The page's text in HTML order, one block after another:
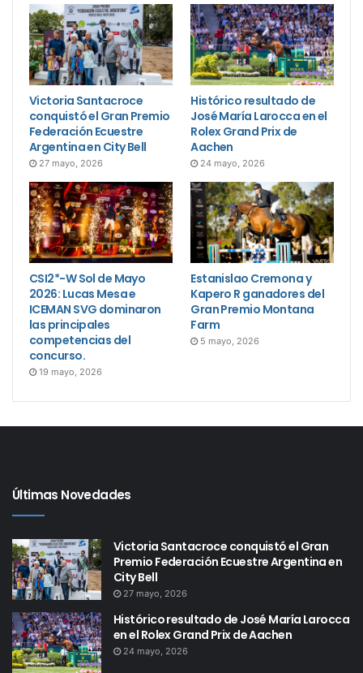
Victoria Santacroce
conquistó el Gran Premio
Federación Ecuestre
Argentina en City Bell
27 mayo, 2026
Histórico resultado de
José María Larocca en el
Rolex Grand Prix de
Aachen
24 mayo, 2026
CSI2*-W Sol de Mayo
2026: Lucas Mesa e
ICEMAN SVG dominaron
las principales
competencias del
concurso.
19 mayo, 2026
Estanislao Cremona y
Kapero R ganadores del
Gran Premio Montana
Farm
5 mayo, 2026
Últimas Novedades
Victoria Santacroce conquistó el Gran
Premio Federación Ecuestre Argentina en
City Bell
27 mayo, 2026
Histórico resultado de José María Larocca
en el Rolex Grand Prix de Aachen
24 mayo, 2026